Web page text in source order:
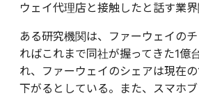
ウェイ代理店と接触したと話す業界
ある研究機関は、ファーウェイの
ればこれまで同社が握ってきた1億
れ、ファーウェイのシェアは現在
下がるとしている。また、スマホ